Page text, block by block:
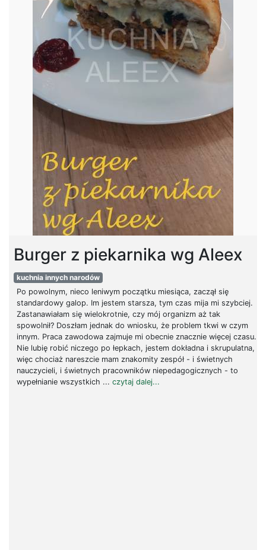
Burger z piekarnika wg Aleex
kuchnia innych narodów
Po powolnym, nieco leniwym początku miesiąca, zaczął się
standardowy galop. Im jestem starsza, tym czas mija mi szybciej.
Zastanawiałam się wielokrotnie, czy mój organizm aż tak
spowolnił? Doszłam jednak do wniosku, że problem tkwi w czym
innym. Praca zawodowa zajmuje mi obecnie znacznie więcej czasu.
Nie lubię robić niczego po łepkach, jestem dokładna i skrupulatna,
więc chociaż nareszcie mam znakomity zespół - i świetnych
nauczycieli, i świetnych pracowników niepedagogicznych - to
wypełnianie wszystkich ... czytaj dalej...